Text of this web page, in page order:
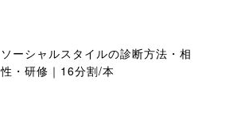
ソーシャルスタイルの診断方法・相
性・研修｜16分割/本